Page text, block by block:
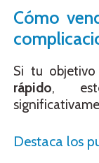
Cómo
Si tu objetivo
rápido,
Destaca los